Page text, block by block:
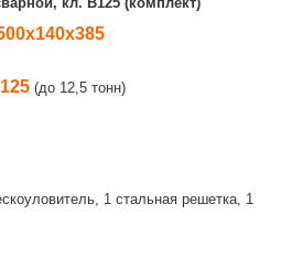
(до 12,5 тонн)
1 стальная решетка, 1